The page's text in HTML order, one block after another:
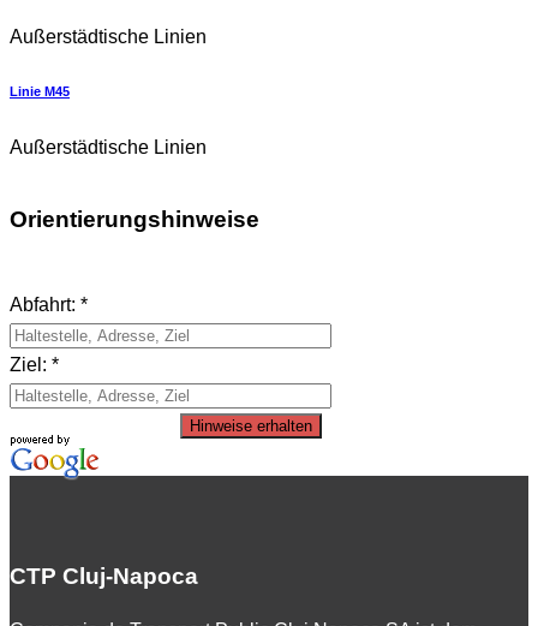
Außerstädtische Linien
Linie M45
Außerstädtische Linien
Orientierungshinweise
Abfahrt: *
Ziel: *
Hinweise erhalten
CTP Cluj-Napoca